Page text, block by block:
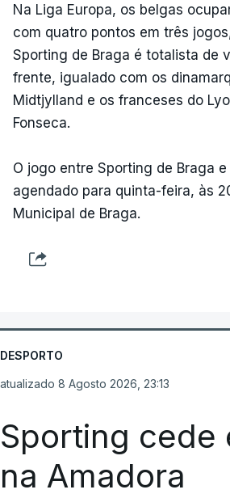
Na Liga Europa, os belgas
com quatro pontos em três
Sporting de Braga é totalista de
frente, igualado com os
Midtjylland e os franceses do
Fonseca.
O jogo entre Sporting de Braga
agendado para quinta-feira, às
Municipal de Braga.
DESPORTO
atualizado 8 Agosto 2026, 23:13
Sporting cede
na Amadora